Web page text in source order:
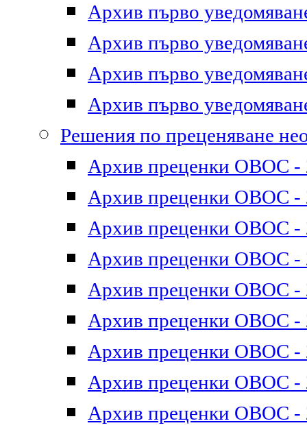
Архив първо
Архив първо
Архив първо
Архив първо
Решения по преценяване
Архив преценки ОВОС -
Архив преценки ОВОС -
Архив преценки ОВОС -
Архив преценки ОВОС -
Архив преценки ОВОС -
Архив преценки ОВОС -
Архив преценки ОВОС -
Архив преценки ОВОС -
Архив преценки ОВОС -